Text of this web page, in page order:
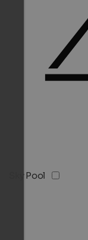
Sky Pool